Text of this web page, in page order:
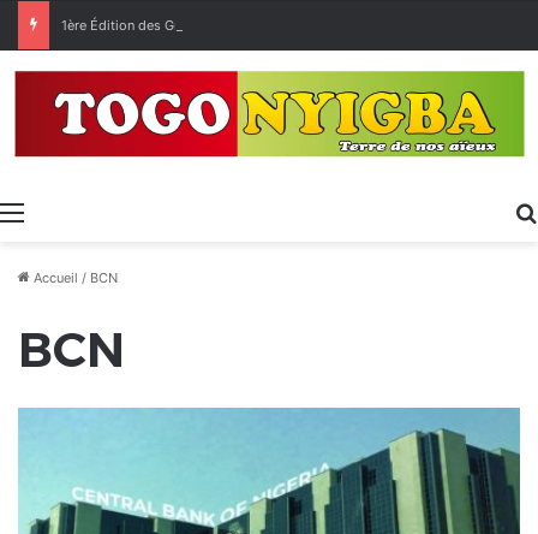
Menu
Accueil / BCN
BCN